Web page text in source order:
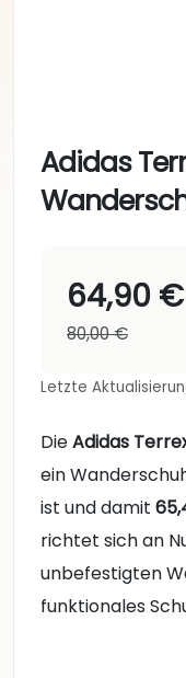
Adidas
64,90 €
80,00 €
Letzte
DieAdidas
ein
ist und damit
richtet sich an
unbefestigten
funktionales